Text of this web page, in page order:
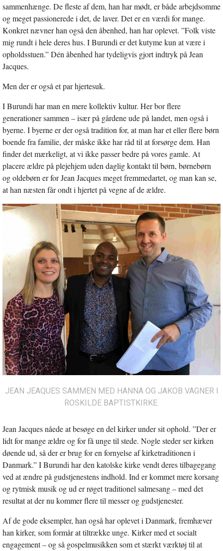
sammenhænge. De fleste af dem, han har mødt, er både arbejdsomme
og meget passionerede i det, de laver. Det er en værdi for mange.
Konkret nævner han også den åbenhed, han har oplevet. ”Folk viste
mig rundt i hele deres hus. I Burundi er det kutyme kun at være i
opholdsstuen.” Dén åbenhed har tydeligvis gjort indtryk på Jean
Jacques.
Men der er også et par hjertesuk.
I Burundi har man en mere kollektiv kultur. Her bor flere
generationer sammen – især på gårdene ude på landet, men også i
byerne. I byerne er der også tradition for, at man har et eller flere børn
boende fra familie, der måske ikke har råd til at forsørge dem. Han
finder det mærkeligt, at vi ikke passer bedre på vores gamle. At
placere ældre på plejehjem uden daglig kontakt til børn, børnebørn
og oldebørn er for Jean Jacques meget fremmedartet, og man kan se,
at han næsten får ondt i hjertet på vegne af de ældre.
JEAN JEAQUES SAMMEN MED HANNA OG JAKOB VAGNER I
ROSKILDE BAPTISTKIRKE.
Jean Jacques nåede at besøge en del kirker under sit ophold. ”Der er
lidt for mange ældre og for få unge til stede. Nogle steder ser kirken
døende ud, så der er brug for en fornyelse af kirketraditionen i
Danmark.” I Burundi har den katolske kirke vendt deres tilbagegang
ved at ændre på gudstjenestens indhold. Ind er kommet mere korsang
og rytmisk musik og ud er røget traditionel salmesang – med det
resultat at der nu kommer flere til messer og gudstjenester.
Af de gode eksempler, han også har oplevet i Danmark, fremhæver
han kirker, som formår at tiltrække unge. Kirker med et socialt
engagement – og så gospelmusikken som et stærkt værktøj til at